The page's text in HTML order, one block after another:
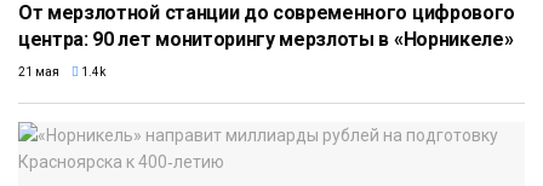
От мерзлотной станции до современного цифрового
центра: 90 лет мониторингу мерзлоты в «Норникеле»
21 мая 1.4k